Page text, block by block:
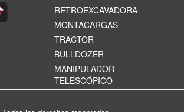
RETROEXCAVADORA
MONTACARGAS
TRACTOR
BULLDOZER
MANIPULADOR
TELESCÓPICO